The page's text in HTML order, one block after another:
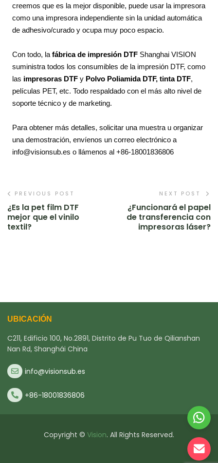
creemos que es la mejor disponible, puede usar la impresora
como una impresora independiente sin la unidad automática
de adhesivo/curado y ocupa muy poco espacio.
Con todo, la fábrica de impresión DTF Shanghai VISION
suministra todos los consumibles de la impresión DTF, como
las impresoras DTF y Polvo Poliamida DTF, tinta DTF,
películas PET, etc. Todo respaldado con el más alto nivel de
soporte técnico y de marketing.
Para obtener más detalles, solicitar una muestra u organizar
una demostración, envíenos un correo electrónico a
info@visionsub.es o llámenos al +86-18001836806
PREVIOUS POST
¿Es la pet film DTF
mejor que el vinilo
textil?
NEXT POST
¿Funcionará el papel
de transferencia con
impresoras láser?
UBICACIÓN
C211, Edificio 100, No.2891, Distrito de Pu Tuo de Qilianshan
Nan Rd, Shanghái China
info@visionsub.es
+86-18001836806
Copyright © Vision. All Rights Reserved.